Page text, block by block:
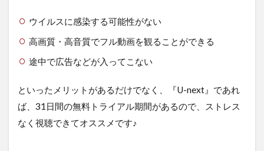
ウイルスに感染する可能性がない
高画質・高音質でフル動画を観ることができる
途中で広告などが入ってこない
といったメリットがあるだけでなく、『U-next』であれ
ば、31日間の無料トライアル期間があるので、ストレス
なく視聴できてオススメです♪